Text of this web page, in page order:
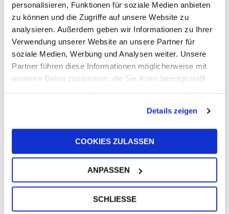
personalisieren, Funktionen für soziale Medien anbieten
zu können und die Zugriffe auf unsere Website zu
analysieren. Außerdem geben wir Informationen zu Ihrer
Verwendung unserer Website an unsere Partner für
soziale Medien, Werbung und Analysen weiter. Unsere
Partner führen diese Informationen möglicherweise mit
weiteren Daten zusammen, die Sie ihnen bereitgestellt
Details zeigen
COOKIES ZULASSEN
ANPASSEN
SCHLIESSE
UFI Filters unterstützt Harry King bei
Langstreckenrennen in Europa und den
USA
10. Juni 2026
Unser Präsident Giorgio Girondi wurde
vom Präsidenten der Italienischen
Republik Sergio Mattarella zum „Cavaliere
del Lavoro“ – Ritter der Arbeit – ernannt